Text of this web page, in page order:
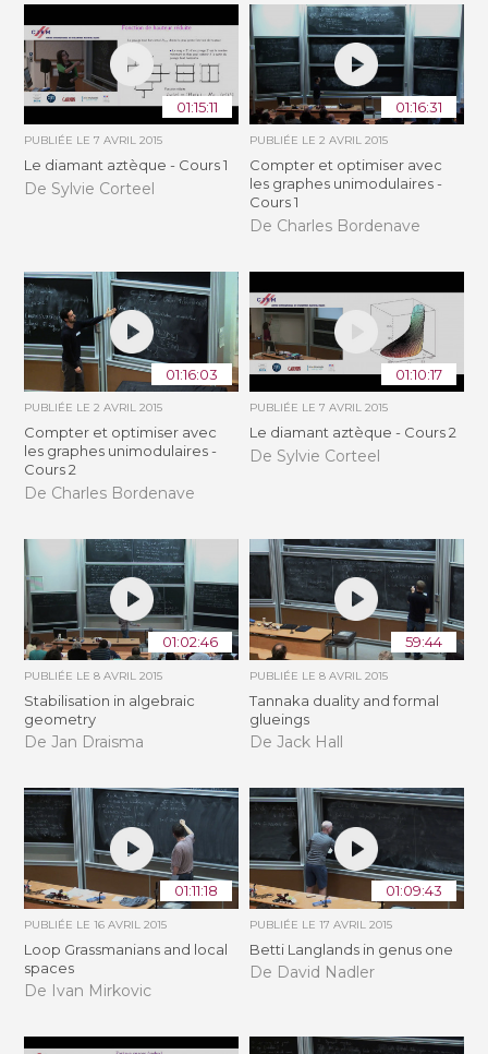
01:15:11
PUBLIÉE LE7 AVRIL 2015
Le diamant aztèque - Cours 1
De Sylvie Corteel
01:16:31
PUBLIÉE LE 2 AVRIL 2015
Compter et optimiser avec
les graphes unimodulaires -
Cours 1
De Charles Bordenave
01:16:03
PUBLIÉE LE2 AVRIL 2015
Compter et optimiser avec
les graphes unimodulaires -
Cours 2
De Charles Bordenave
01:10:17
PUBLIÉE LE 7 AVRIL 2015
Le diamant aztèque - Cours 2
De Sylvie Corteel
01:02:46
PUBLIÉE LE8 AVRIL 2015
Stabilisation in algebraic
geometry
De Jan Draisma
59:44
PUBLIÉE LE 8 AVRIL 2015
Tannaka duality and formal
glueings
De Jack Hall
01:11:18
PUBLIÉE LE16 AVRIL 2015
Loop Grassmanians and local
spaces
De Ivan Mirkovic
01:09:43
PUBLIÉE LE 17 AVRIL 2015
Betti Langlands in genus one
De David Nadler